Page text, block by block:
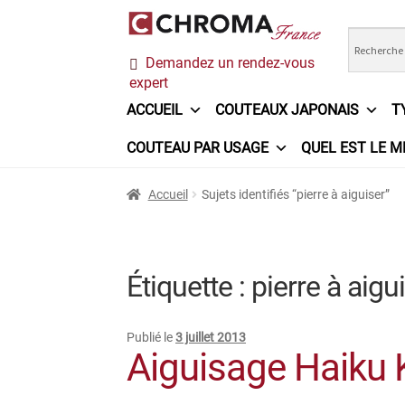
Aller
à
la
navigation
Aller
au
contenu
Demandez un rendez-vous
expert
ACCUEIL COUTEAUX JAPONAIS
COUTEAU PAR USAGE QUEL EST LE
AccueilChroma France Commande
Questions / Réponses Questions-Réponses?
Accueil Sujets identifiés “pierre à aiguiser”
Étiquette : pierre à
Publié le3 juillet 2013
Aiguisage Haiku